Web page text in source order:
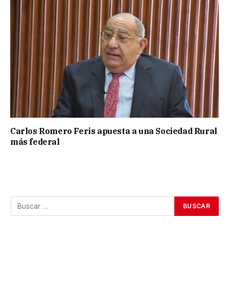
Carlos Romero Feris apuesta a una Sociedad Rural
más federal